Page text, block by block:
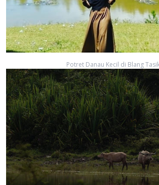
Potret Danau Kecil di Blang